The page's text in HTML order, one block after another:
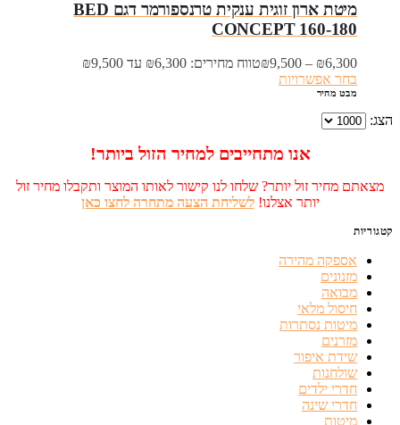
מיטת ארון זוגית ענקית טרנספורמר דגם BED
CONCEPT 160-180
₪6,300
–
₪9,500
טווח מחירים: ⁦₪6,300⁩ עד ⁦₪9,500⁩
בחר אפשרויות
מבט מהיר
הצג:
אנו מתחייבים למחיר הזול ביותר!
מצאתם מחיר זול יותר? שלחו לנו קישור לאותו המוצר ותקבלו מחיר זול
יותר אצלנו!לשליחת הצעה מתחרה לחצו כאן
קטגוריות
אספקה מהירה
מזנונים
מבואה
חיסול מלאי
מיטות נסתרות
מזרנים
שידת איפור
שולחנות
חדרי ילדים
חדרי שינה
מיטות